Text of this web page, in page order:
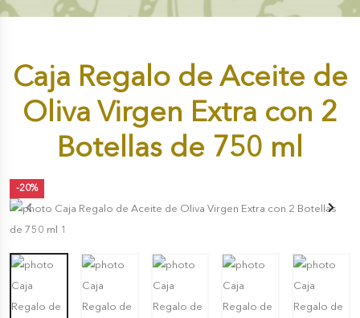
Caja Regalo de Aceite de
Oliva Virgen Extra con 2
Botellas de 750 ml
-20%